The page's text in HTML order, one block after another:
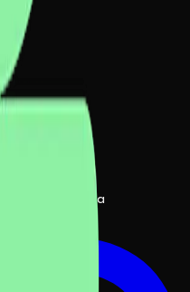
torna potência